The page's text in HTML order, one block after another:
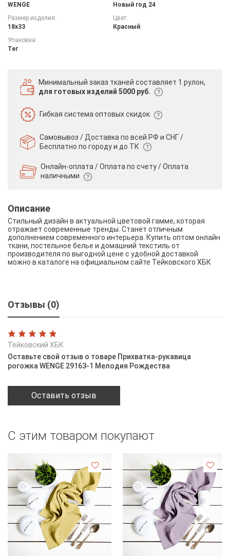
WENGE
Новый год 24
Размер изделия:
18х33
Цвет:
Красный
Упаковка:
Тег
Минимальный заказ тканей составляет 1 рулон,
для готовых изделий 5000 руб.
Гибкая системаоптовых скидок
Самовывоз / Доставка по всей РФ и СНГ /
Бесплатно по городу и до ТК
Онлайн-оплата / Оплата по счету /Оплата
наличными
Описание
Стильный дизайн в актуальной цветовой гамме, которая
отражает современные тренды. Станет отличным
дополнением современного интерьера. Купить оптом онлайн
ткани, постельное белье и домашний текстиль от
производителя по выгодной цене с удобной доставкой
можно в каталоге на официальном сайте Тейковского ХБК
Отзывы (0)
Тейковский ХБК
Оставьте свой отзыв о товаре Прихватка-рукавица
рогожка WENGE 29163-1 Мелодия Рождества
Оставить отзыв
С этим товаром покупают